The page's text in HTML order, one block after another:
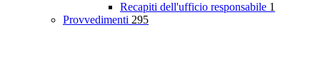
Recapiti dell'ufficio responsabile 1
Provvedimenti 295